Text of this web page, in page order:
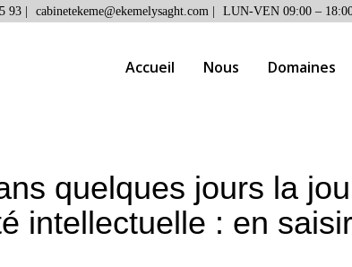
93 | cabinetekeme@ekemelysaght.com | LUN-VEN 09:00 –
Accueil Nous Domaines
quelques jours la
intellectuelle : en